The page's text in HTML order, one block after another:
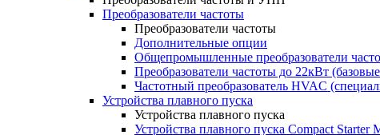
Преобразователи частоты
Преобразователи частоты
Дополнительные опции
Общепромышленные преобразователи
Преобразователи частоты до 22кВт
Частотный преобразователь HVAC
Устройства плавного пуска
Устройства плавного пуска
Устройства плавного пуска Compact Starter